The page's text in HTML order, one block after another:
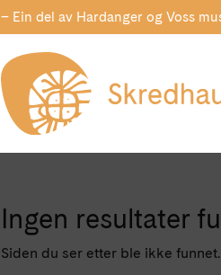
– Ein del av Hardanger og Voss
Ingen resultater
Siden du ser etter ble ikke